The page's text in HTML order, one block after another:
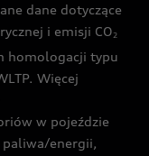
dane dotyczące
i emisji CO2
homologacji typu
Więcej
w pojeździe
paliwa/energii,